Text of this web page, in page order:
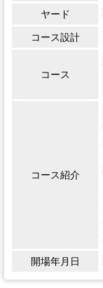
ヤード
コース設計
コース
コース紹介
開場年月日